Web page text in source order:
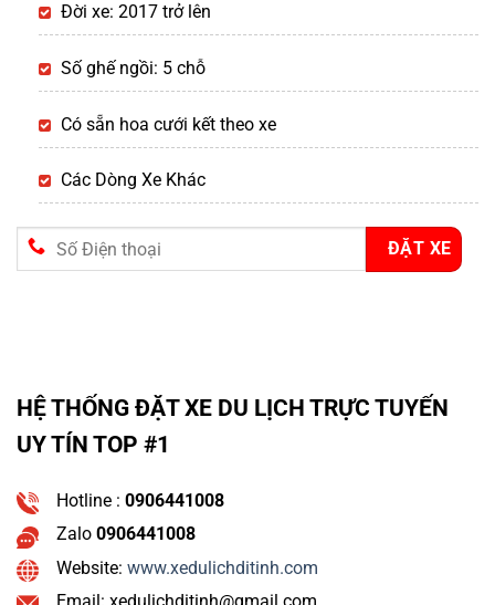
Đời xe: 2017 trở lên
Số ghế ngồi: 5 chỗ
Có sẵn hoa cưới kết theo xe
Các Dòng Xe Khác
HỆ THỐNG ĐẶT XE DU LỊCH TRỰC TUYẾN
UY TÍN TOP #1
Hotline : 0906441008
Zalo 0906441008
Website: www.xedulichditinh.com